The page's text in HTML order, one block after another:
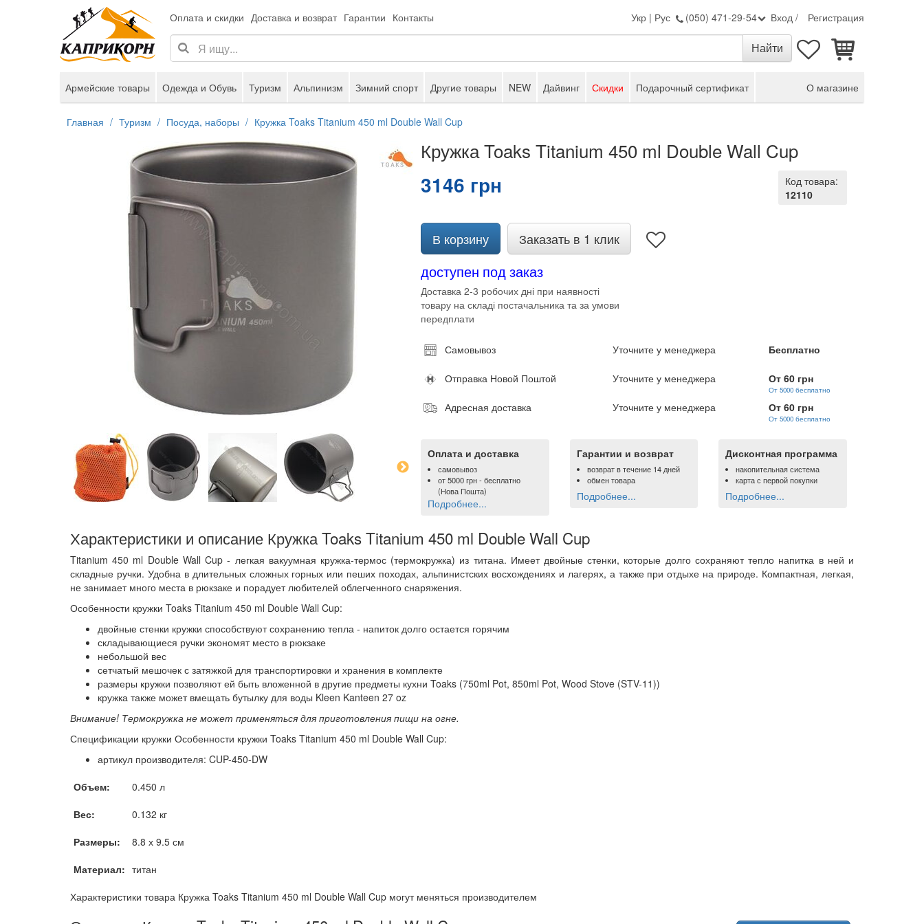
Оплата и скидки Доставка и возврат Гарантии Контакты Укр | Рус (050) 471-29-54 Вход / Регистрация
Армейские товары Одежда и Обувь Туризм Альпинизм Зимний спорт Другие товары NEW Дайвинг Скидки Подарочный сертификат О магазине
Главная Туризм Посуда, наборы Кружка Toaks Titanium 450 ml Double Wall Cup
Кружка Toaks Titanium 450 ml Double Wall Cup
Код товара:
12110
3146 грн
В корзину Заказать в 1 клик
доступен под заказ
Доставка 2-3 робочих дні при наявності
товару на складі постачальника та за умови
передплати
Самовывоз Уточните у менеджера Бесплатно
Отправка Новой Поштой Уточните у менеджера От 60 грн
От 5000 бесплатно
Адресная доставка Уточните у менеджера От 60 грн
От 5000 бесплатно
Оплата и доставка
самовывоз
от5000 грн- бесплатно
(Нова Пошта)
Подробнее...
Гарантии и возврат
возврат в течение 14 дней
обмен товара
Подробнее...
Дисконтная программа
накопительная система
карта с первой покупки
Подробнее...
Характеристики и описание Кружка Toaks Titanium 450 ml Double Wall Cup
Titanium 450 ml Double Wall Cup - легкая вакуумная кружка-термос (термокружка) из титана. Имеет двойные стенки, которые долго сохраняют тепло напитка в ней и
складные ручки. Удобна в длительных сложных горных или пеших походах, альпинистских восхождениях и лагерях, а также при отдыхе на природе. Компактная, легкая,
не занимает много места в рюкзаке и порадует любителей облегченного снаряжения.
Особенности кружки Toaks Titanium 450 ml Double Wall Cup:
двойные стенки кружки способствуют сохранению тепла - напиток долго остается горячим
складывающиеся ручки экономят место в рюкзаке
небольшой вес
сетчатый мешочек с затяжкой для транспортировки и хранения в комплекте
размеры кружки позволяют ей быть вложенной в другие предметы кухни Toaks (750ml Pot, 850ml Pot, Wood Stove (STV-11))
кружка также может вмещать бутылку для воды Kleen Kanteen 27 oz
Внимание! Термокружка не может применяться для приготовления пищи на огне.
Спецификации кружки Особенности кружки Toaks Titanium 450 ml Double Wall Cup:
артикул производителя: CUP-450-DW
Объем:
0.450 л
Вес:
0.132 кг
Размеры:
8.8 х 9.5 см
Материал: титан
Характеристики товара Кружка Toaks Titanium 450 ml Double Wall Cup могут меняться производителем